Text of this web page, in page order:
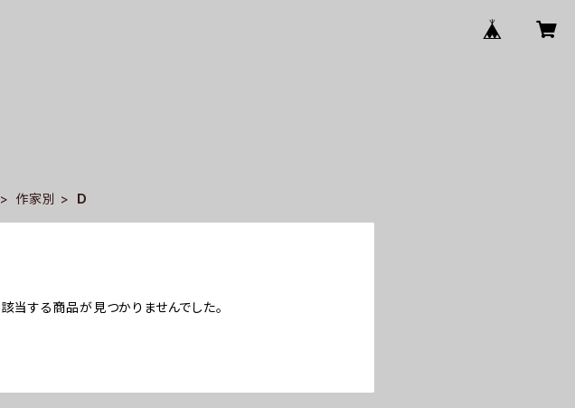
作家別 D
該当する商品が見つかりませんでした。